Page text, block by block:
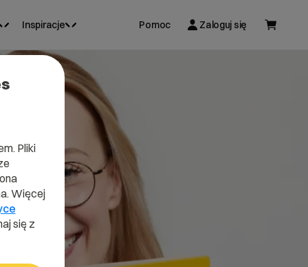
Inspiracje Pomoc Zaloguj się
Pliki
Więcej
się z